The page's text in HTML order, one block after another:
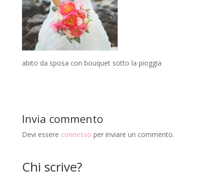
abito da sposa con bouquet sotto la pioggia
Invia commento
Devi essere connesso per inviare un commento.
Chi scrive?